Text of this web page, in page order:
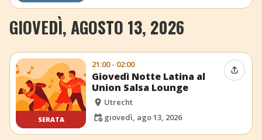
GIOVEDÌ, AGOSTO 13, 2026
SERATA
21:00 - 02:00
Giovedì Notte Latina al
Union Salsa Lounge
Utrecht
giovedì, ago 13, 2026